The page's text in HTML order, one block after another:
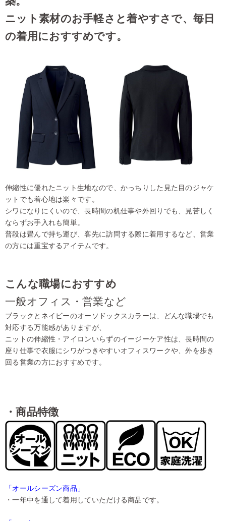
ニット素材のお手軽さと着やすさで、毎日
の着用におすすめです。
伸縮性に優れたニット生地なので、かっちりした見た目のジャケ
ットでも着心地は楽々です。
シワになりにくいので、長時間の机仕事や外回りでも、見苦しく
ならずお手入れも簡単。
普段は畳んで持ち運び、客先に訪問する際に着用するなど、営業
の方には重宝するアイテムです。
こんな職場におすすめ
一般オフィス・営業など
ブラックとネイビーのオーソドックスカラーは、どんな職場でも
対応する万能感がありますが、
ニットの伸縮性・アイロンいらずのイージーケア性は、長時間の
座り仕事で衣服にシワがつきやすいオフィスワークや、外を歩き
回る営業の方におすすめです。
・商品特徴
「オールシーズン商品」
・一年中を通して着用していただける商品です。